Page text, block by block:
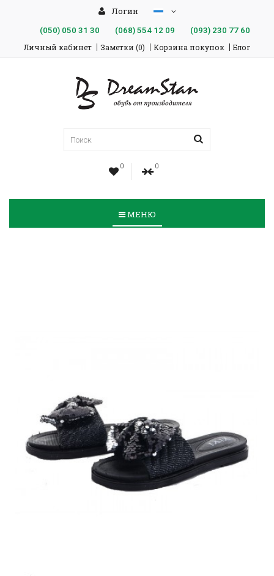
Логин
(050)050 31 30 (068)554 12 09 (093)230 77 60
Личный кабинет Заметки (0) Корзина покупок Блог
0 0
МЕНЮ